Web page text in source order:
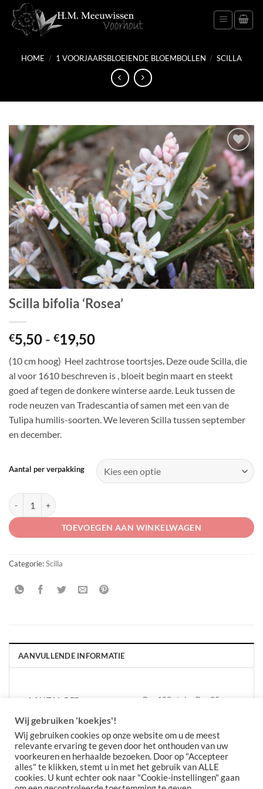
naar
inhoud
HOME / 1 VOORJAARSBLOEIENDE BLOEMBOLLEN / SCILLA
Toevoegen
aan
verlanglijst
Scilla bifolia ‘Rosea’
€5,50 - €19,50Prijsklasse:
tot
€19,50
(10 cm hoog) Heel zachtrose toortsjes. Deze oude Scilla, die
al voor 1610 beschreven is , bloeit begin maart en steekt
goed af tegen de donkere winterse aarde. Leuk tussen de
rode neuzen van Tradescantia of samen met een van de
Tulipa humilis-soorten. We leveren Scilla tussen september
en december.
Aantal per verpakking
Scilla bifolia 'Rosea' aantal
TOEVOEGEN AAN WINKELWAGEN
Categorie:Scilla
AANVULLENDE INFORMATIE
AANTAL PER
Per 100 stuks, Per 25
Wij gebruiken 'koekjes'!
Wij gebruiken cookies op onze website om u de meest
relevante ervaring te geven door het onthouden van uw
voorkeuren en herhaalde bezoeken. Door op "Accepteer
alles" te klikken, stemt u in met het gebruik van ALLE
cookies. U kunt echter ook naar "Cookie-instellingen" gaan